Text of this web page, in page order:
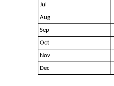
Jul
Aug
Sep
Oct
Nov
Dec